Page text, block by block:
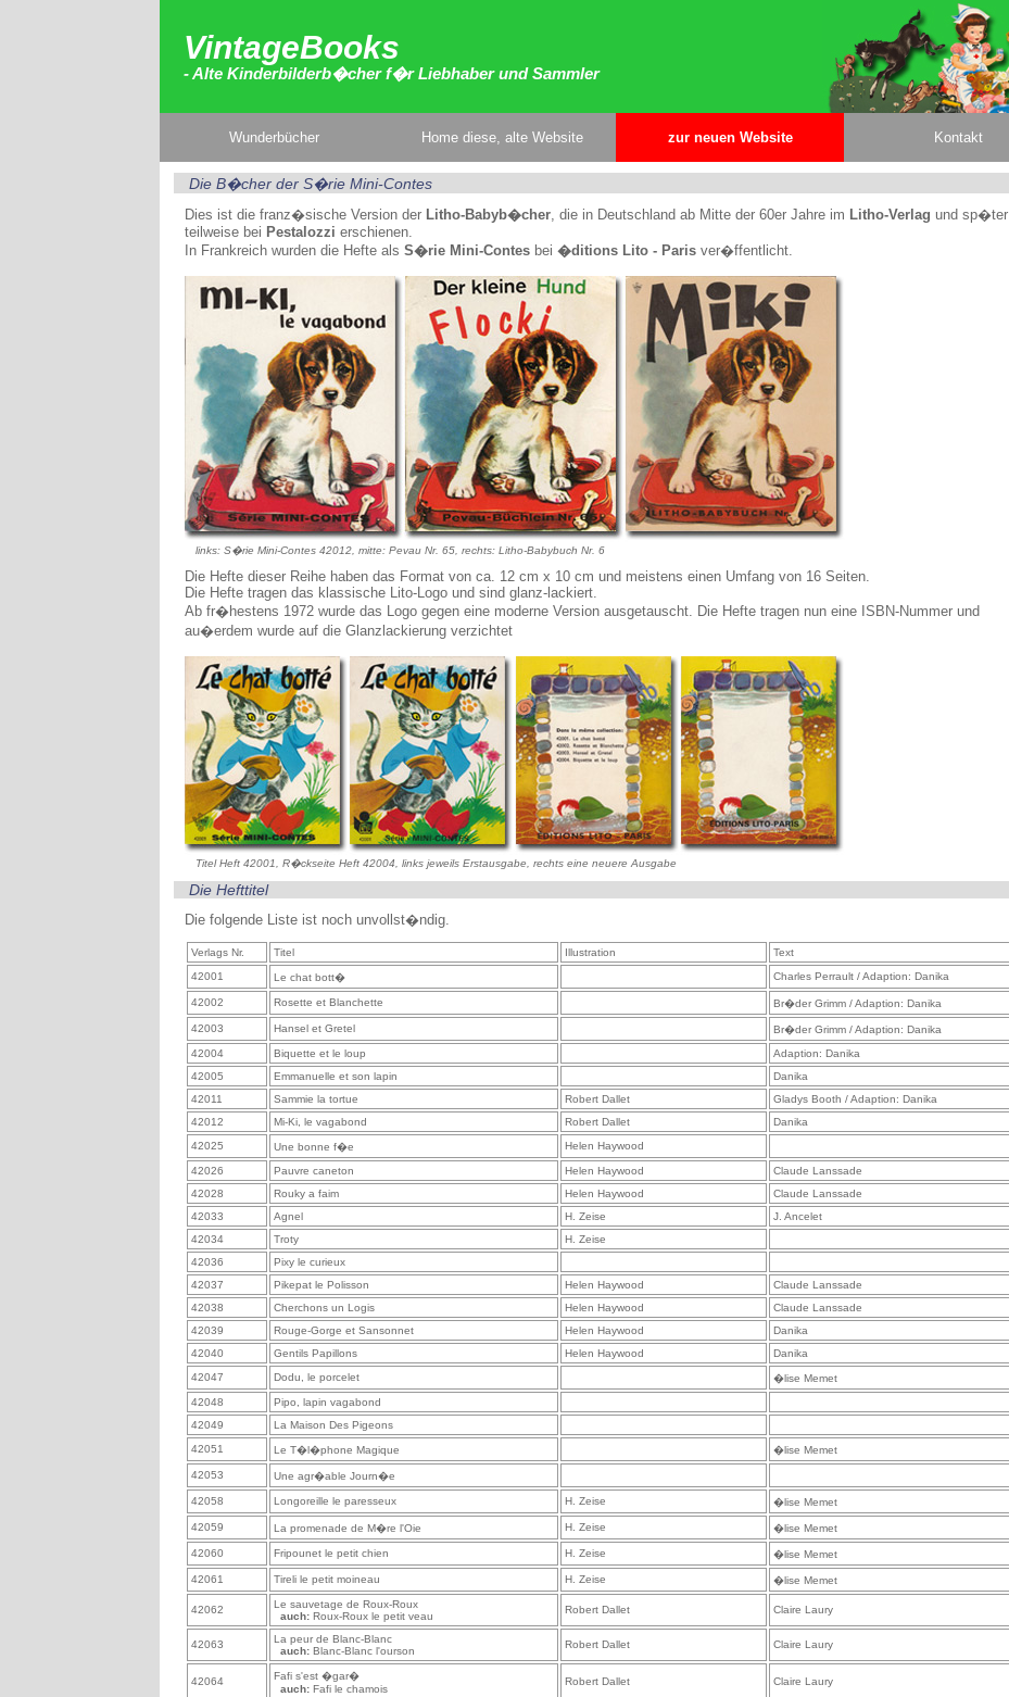
VintageBooks
- Alte Kinderbilderb�cher f�r Liebhaber und Sammler
Wunderbücher Home diese, alte Website zur neuen Website Kontakt
Die B�cher der S�rie Mini-Contes
Dies ist die franz�sische Version der Litho-Babyb�cher, die in Deutschland ab Mitte der 60er Jahre im Litho-Verlag und sp�ter
teilweise bei Pestalozzi erschienen.
In Frankreich wurden die Hefte alsS�rie Mini-Contes bei�ditions Lito - Paris ver�ffentlicht.
links: S�rie Mini-Contes 42012, mitte: Pevau Nr. 65, rechts: Litho-Babybuch Nr. 6
Die Hefte dieser Reihe haben das Format von ca. 12 cm x 10 cm und meistens einen Umfang von 16 Seiten.
Die Hefte tragen das klassische Lito-Logo und sind glanz-lackiert.
Ab fr�hestens 1972 wurde das Logo gegen eine moderne Version ausgetauscht. Die Hefte tragen nun eine ISBN-Nummer und
au�erdem wurde auf die Glanzlackierung verzichtet
Titel Heft 42001, R�ckseite Heft 42004, links jeweils Erstausgabe, rechts eine neuere Ausgabe
Die Hefttitel
Die folgende Liste ist noch unvollst�ndig.
Verlags Nr. Titel Illustration
Text
42001
Le chat bott� Charles Perrault / Adaption: Danika
42002 Rosette et Blanchette Br�der Grimm / Adaption: Danika
42003 Hansel et Gretel
Br�der Grimm / Adaption: Danika
42004
Biquette et le loup
Adaption: Danika
42005
Emmanuelle et son lapin
Danika
42011
Sammie la tortue Robert Dallet
Gladys Booth / Adaption: Danika
42012
Mi-Ki, le vagabond Robert Dallet
Danika
42025
Une bonne f�e Helen Haywood
42026 Pauvre caneton Helen Haywood
Claude Lanssade
42028
Rouky a faim Helen Haywood
Claude Lanssade
42033
Agnel H. Zeise
J. Ancelet
42034
Troty
H. Zeise
42036
Pixy le curieux
42037
Pikepat le Polisson Helen Haywood
Claude Lanssade
42038
Cherchons un Logis Helen Haywood
Claude Lanssade
42039
Rouge-Gorge et Sansonnet Helen Haywood
Danika
42040
Gentils Papillons Helen Haywood
Danika
42047
Dodu, le porcelet
�lise Memet
42048
Pipo, lapin vagabond
42049
La Maison Des Pigeons
42051
Le T�l�phone Magique �lise Memet
42053 Une agr�able Journ�e
42058 Longoreille le paresseux H. Zeise �lise Memet
42059 La promenade de M�re l'Oie H. Zeise �lise Memet
42060 Fripounet le petit chien H. Zeise �lise Memet
42061 Tireli le petit moineau H. Zeise �lise Memet
42062
Le sauvetage de Roux-Roux
auch: Roux-Roux le petit veau
Robert Dallet Claire Laury
42063
La peur de Blanc-Blanc
auch: Blanc-Blanc l'ourson
Robert Dallet Claire Laury
42064
Fafi s'est �gar�
auch: Fafi le chamois
Robert Dallet Claire Laury